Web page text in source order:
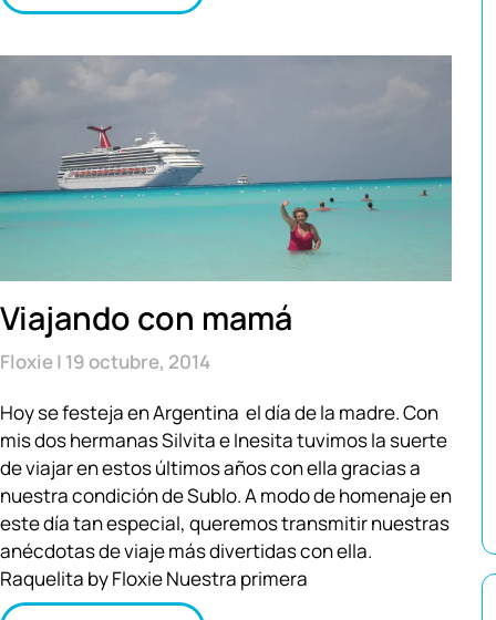
Viajando con mamá
Floxie 19 octubre, 2014
Hoy se festeja en Argentina el día de la madre. Con
mis dos hermanas Silvita e Inesita tuvimos la suerte
de viajar en estos últimos años con ella gracias a
nuestra condición de Sublo. A modo de homenaje en
este día tan especial, queremos transmitir nuestras
anécdotas de viaje más divertidas con ella.
Raquelita by Floxie Nuestra primera